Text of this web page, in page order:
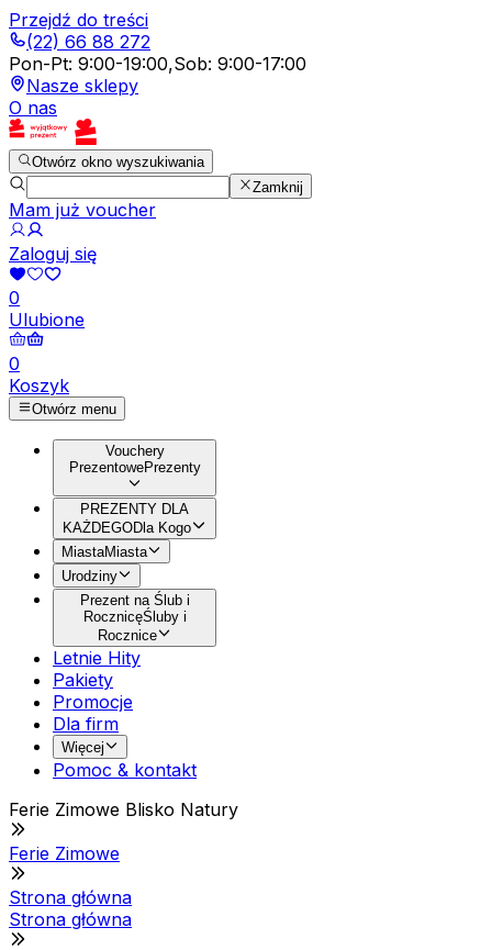
Przejdź do treści
(22) 66 88 272
Pon-Pt: 9:00-19:00,Sob: 9:00-17:00
Nasze sklepy
O nas
Otwórz okno wyszukiwania
Zamknij
Mam już voucher
Zaloguj się
0
Ulubione
0
Koszyk
Otwórz menu
Vouchery
PrezentowePrezenty
PREZENTY DLA
KAŻDEGODla Kogo
MiastaMiasta
Urodziny
Prezent na Ślub i
RocznicęŚluby i
Rocznice
Letnie Hity
Pakiety
Promocje
Dla firm
Więcej
Pomoc & kontakt
Ferie Zimowe Blisko Natury
Ferie Zimowe
Strona główna
Strona główna